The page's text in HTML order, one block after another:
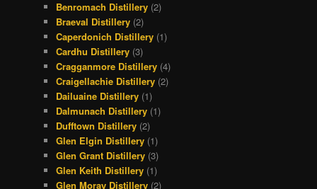
Benromach Distillery (2)
Braeval Distillery (2)
Caperdonich Distillery (1)
Cardhu Distillery (3)
Cragganmore Distillery (4)
Craigellachie Distillery (2)
Dailuaine Distillery (1)
Dalmunach Distillery (1)
Dufftown Distillery (2)
Glen Elgin Distillery (1)
Glen Grant Distillery (3)
Glen Keith Distillery (1)
Glen Moray Distillery (2)